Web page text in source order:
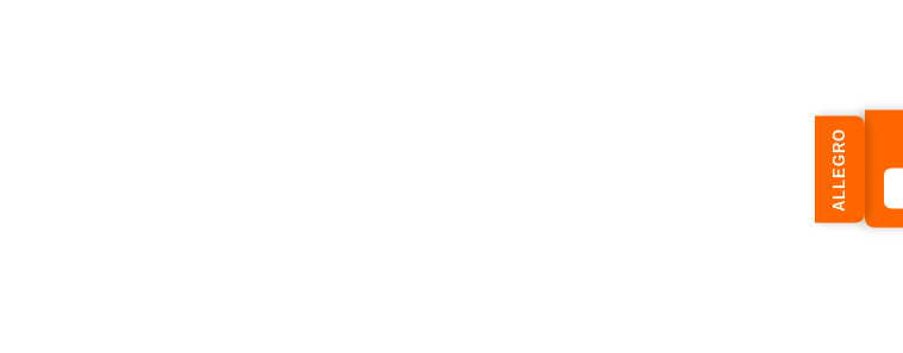
ALLEGRO